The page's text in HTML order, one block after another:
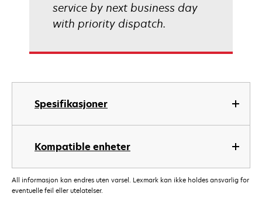
Spesifikasjoner
Kompatible enheter
service by next business day
with priority dispatch.
All informasjon kan endres uten varsel. Lexmark kan ikke holdes ansvarlig for
eventuelle feil eller utelatelser.